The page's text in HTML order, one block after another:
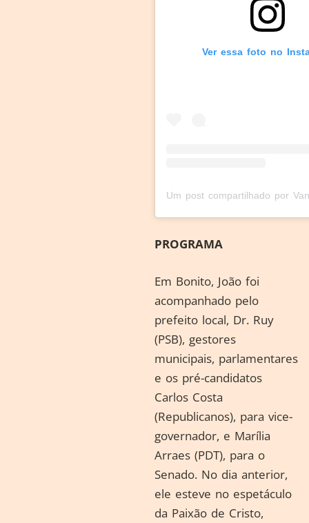
Ver essa foto no
PROGRAMA
Em Bonito, João foi
acompanhado pelo
prefeito local, Dr. Ruy
(PSB), gestores
municipais, parlamentares
e os pré-candidatos
Carlos Costa
(Republicanos), para vice-
governador, e Marília
Arraes (PDT), para o
Senado. No dia anterior,
ele esteve no espetáculo
da Paixão de Cristo,